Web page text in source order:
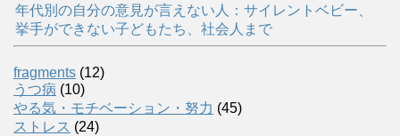
年代別の自分の意見が言えない人：サイレントベビー、
挙手ができない子どもたち、社会人まで
fragments (12)
うつ病 (10)
やる気・モチベーション・努力 (45)
ストレス (24)